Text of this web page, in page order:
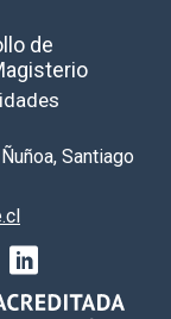
de
Santiago